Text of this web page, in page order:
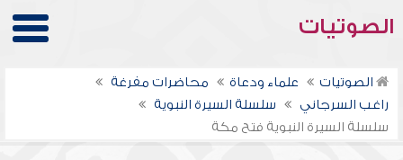
الصوتيات
الصوتيات علماء ودعاة
محاضرات مفرغة
راغب السرجاني
سلسلة السيرة النبوية
سلسلة السيرة النبوية فتح مكة